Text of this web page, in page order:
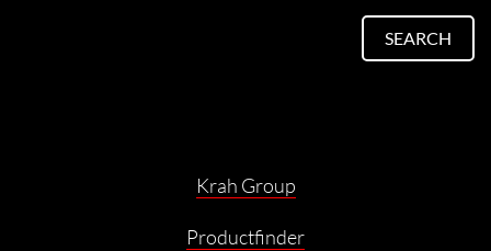
SEARCH
Krah Group
Productfinder